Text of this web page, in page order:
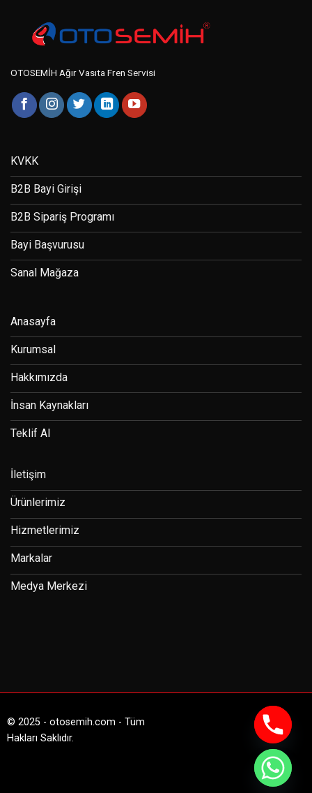
OTOSEMİH Ağır Vasıta Fren Servisi
Anasayfa
Kurumsal
Hakkımızda
İnsan Kaynakları
Teklif Al
İletişim
Ürünlerimiz
Hizmetlerimiz
Markalar
Medya Merkezi
KVKK
B2B Bayi Girişi
B2B Sipariş Programı
Bayi Başvurusu
Sanal Mağaza
© 2025 - otosemih.com - Tüm
Hakları Saklıdır.